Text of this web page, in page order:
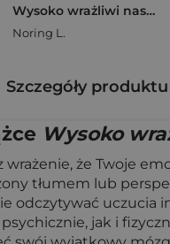
Wysoko wrażliwi nastolatkowie
Noring L.
Szczegóły produktu
Wysoko
wrażenie, że Twoje
tłumem lub
odczytywać uczucia
jak i